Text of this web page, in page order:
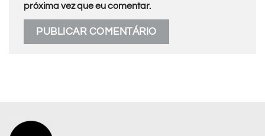
próxima vez que eu comentar.